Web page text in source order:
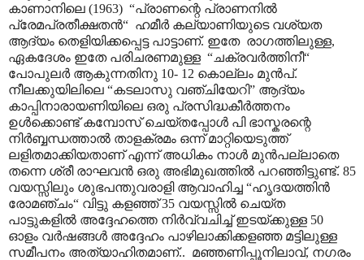
കാണാനിലെ (1963) “പ്രാണന്റെ പ്രാണനിൽ
പ്രേമപ്രതീക്ഷതൻ“ ഹമീർ കല്യാണിയുടെ വശ്യത
ആദ്യം തെളിയിക്കപ്പെട്ട പാട്ടാണ്. ഇതേ രാഗത്തിലുള്ള,
ഏകദേശം ഇതേ പരിചരണമുള്ള “ചക്രവർത്തിനീ“
പോപുലർ ആകുന്നതിനു 10- 12 കൊല്ലം മുൻപ്.
നീലക്കുയിലിലെ “കടലാസു വഞ്ചിയേറി” ആദ്യം
കാപ്പിനാരായണിയിലെ ഒരു പ്രസിദ്ധകീർത്തനം
ഉൾക്കൊണ്ട് കമ്പോസ് ചെയ്തപ്പോൾ പി ഭാസ്കരന്റെ
നിർബ്ബന്ധത്താൽ താളക്രമം ഒന്ന് മാറ്റിയെടുത്ത്
ലളിതമാക്കിയതാണ് എന്ന് അധികം നാൾ മുൻപല്ലാതെ
തന്നെ ശ്രീ രാഘവൻ ഒരു അഭിമുഖത്തിൽ പറഞ്ഞിട്ടുണ്ട്. 85
വയസ്സിലും ശുഭപന്തുവരാളി ആവാഹിച്ച “ഹൃദയത്തിൻ
രോമഞ്ചം“ വിട്ടു കളഞ്ഞ് 35 വയസ്സിൽ ചെയ്ത
പാട്ടുകളിൽ അദ്ദേഹത്തെ നിർവ്വചിച്ച് ഇടയ്ക്കുള്ള 50
ഓളം വർഷങ്ങൾ അദ്ദേഹം പാഴിലാക്കിക്കളഞ്ഞ മട്ടിലുള്ള
സമീപനം അത്യാഹിതമാണ്.. മഞ്ഞണിപ്പൂനിലാവ്, നഗരം